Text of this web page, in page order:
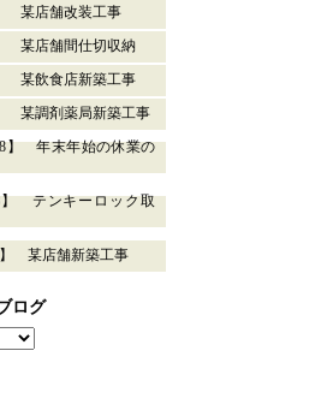
某店舗改装工事
某店舗間仕切収納
某飲食店新築工事
某調剤薬局新築工事
】 年末年始の休業の
】 テンキーロック取
】 某店舗新築工事
ログ